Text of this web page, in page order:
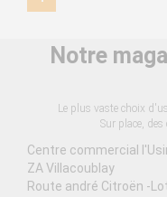
Notre
Le plus vaste choix
Sur place, des
Centre commercial
ZA Villacoublay
Route andré Citroën -